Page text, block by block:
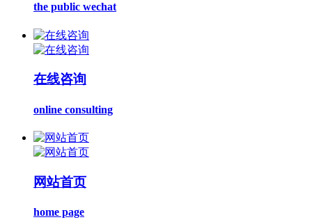
the public wechat
在线咨询
online consulting
网站首页
home page